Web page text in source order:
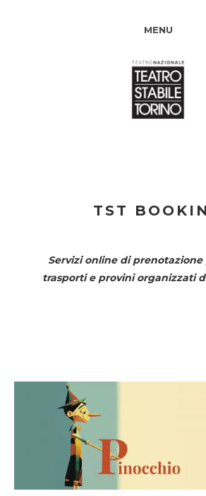
MENU
TST
Servizi online di
trasporti e provini organizzati